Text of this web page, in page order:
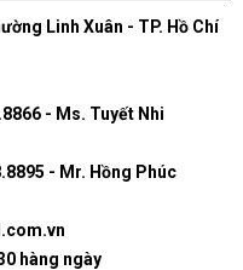
Linh Xuân - TP. Hồ Chí
- Ms. Tuyết Nhi
- Mr. Hồng Phúc
hàng ngày